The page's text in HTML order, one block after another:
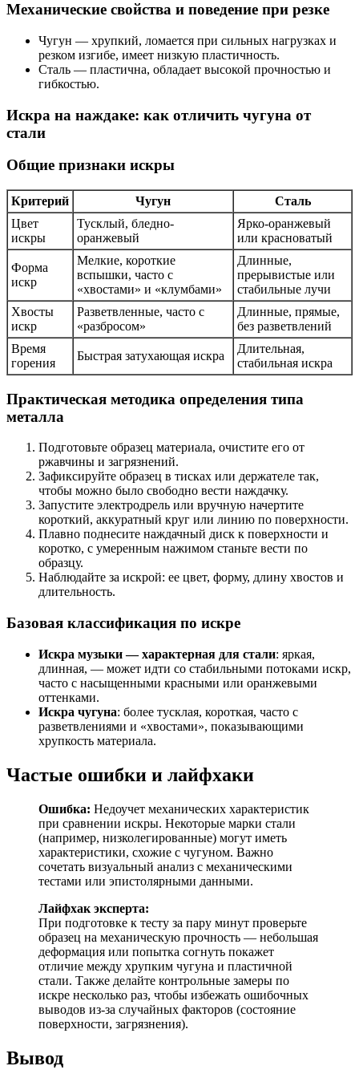
Механические свойства и поведение при резке
Чугун — хрупкий, ломается при сильных нагрузках и
резком изгибе, имеет низкую пластичность.
Сталь — пластична, обладает высокой прочностью и
гибкостью.
Искра на наждаке: как отличить чугуна от
стали
Общие признаки искры
Критерий Чугун
Сталь
Цвет
искры
Тусклый, бледно-
оранжевый
Ярко-оранжевый
или красноватый
Форма
искр
Мелкие, короткие
вспышки, часто с
«хвостами» и «клумбами»
Длинные,
прерывистые или
стабильные лучи
Хвосты
искр
Разветвленные, часто с
«разбросом»
Длинные, прямые,
без разветвлений
Время
горения
Быстрая затухающая искра
Длительная,
стабильная искра
Практическая методика определения типа
металла
Подготовьте образец материала, очистите его от
ржавчины и загрязнений.
Зафиксируйте образец в тисках или держателе так,
чтобы можно было свободно вести наждачку.
Запустите электродрель или вручную начертите
короткий, аккуратный круг или линию по поверхности.
Плавно поднесите наждачный диск к поверхности и
коротко, с умеренным нажимом станьте вести по
образцу.
Наблюдайте за искрой: ее цвет, форму, длину хвостов и
длительность.
Базовая классификация по искре
Искра музыки — характерная для стали: яркая,
длинная, — может идти со стабильными потоками искр,
часто с насыщенными красными или оранжевыми
оттенками.
Искра чугуна: более тусклая, короткая, часто с
разветвлениями и «хвостами», показывающими
хрупкость материала.
Частые ошибки и лайфхаки
Ошибка: Недоучет механических характеристик
при сравнении искры. Некоторые марки стали
(например, низколегированные) могут иметь
характеристики, схожие с чугуном. Важно
сочетать визуальный анализ с механическими
тестами или эпистолярными данными.
Лайфхак эксперта:
При подготовке к тесту за пару минут проверьте
образец на механическую прочность — небольшая
деформация или попытка согнуть покажет
отличие между хрупким чугуна и пластичной
стали. Также делайте контрольные замеры по
искре несколько раз, чтобы избежать ошибочных
выводов из-за случайных факторов (состояние
поверхности, загрязнения).
Вывод